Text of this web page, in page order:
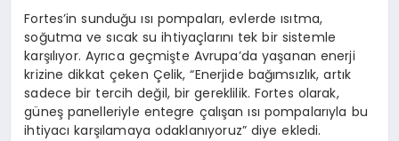
Fortes’in sunduğu ısı pompaları, evlerde ısıtma,
soğutma ve sıcak su ihtiyaçlarını tek bir sistemle
karşılıyor. Ayrıca geçmişte Avrupa’da yaşanan enerji
krizine dikkat çeken Çelik, “Enerjide bağımsızlık, artık
sadece bir tercih değil, bir gereklilik. Fortes olarak,
güneş panelleriyle entegre çalışan ısı pompalarıyla bu
ihtiyacı karşılamaya odaklanıyoruz” diye ekledi.